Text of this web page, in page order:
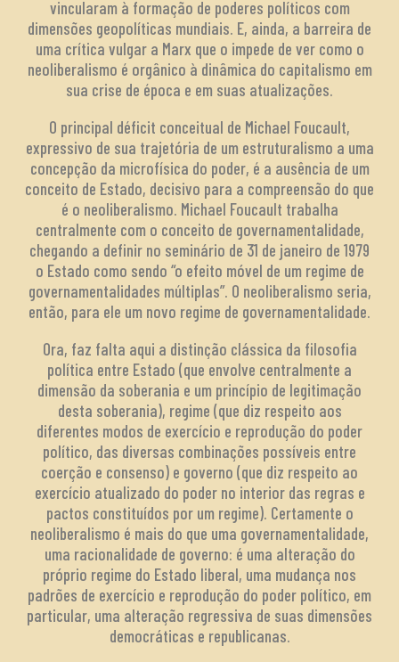
vincularam à formação de poderes políticos com
dimensões geopolíticas mundiais. E, ainda, a barreira de
uma crítica vulgar a Marx que o impede de ver como o
neoliberalismo é orgânico à dinâmica do capitalismo em
sua crise de época e em suas atualizações.
O principal déficit conceitual de Michael Foucault,
expressivo de sua trajetória de um estruturalismo a uma
concepção da microfísica do poder, é a ausência de um
conceito de Estado, decisivo para a compreensão do que
é o neoliberalismo. Michael Foucault trabalha
centralmente com o conceito de governamentalidade,
chegando a definir no seminário de 31 de janeiro de 1979
o Estado como sendo “o efeito móvel de um regime de
governamentalidades múltiplas”. O neoliberalismo seria,
então, para ele um novo regime de governamentalidade.
Ora, faz falta aqui a distinção clássica da filosofia
política entre Estado (que envolve centralmente a
dimensão da soberania e um princípio de legitimação
desta soberania), regime (que diz respeito aos
diferentes modos de exercício e reprodução do poder
político, das diversas combinações possíveis entre
coerção e consenso) e governo (que diz respeito ao
exercício atualizado do poder no interior das regras e
pactos constituídos por um regime). Certamente o
neoliberalismo é mais do que uma governamentalidade,
uma racionalidade de governo: é uma alteração do
próprio regime do Estado liberal, uma mudança nos
padrões de exercício e reprodução do poder político, em
particular, uma alteração regressiva de suas dimensões
democráticas e republicanas.